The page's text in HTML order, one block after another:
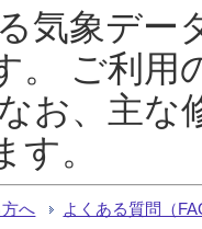
気象デー
。 ご利用
お、主な
す。
へ よくある質問（